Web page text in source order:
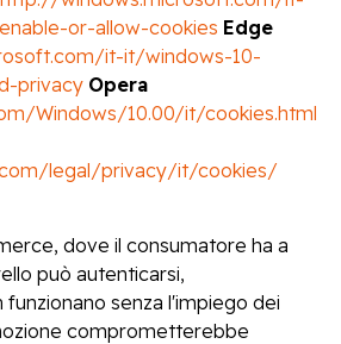
or-allow-cookies Edge
it-it/windows-10-
privacy Opera
Windows/10.00/it/cookies.html
legal/privacy/it/cookies/
dove il consumatore ha a
può autenticarsi,
senza l'impiego dei
comprometterebbe